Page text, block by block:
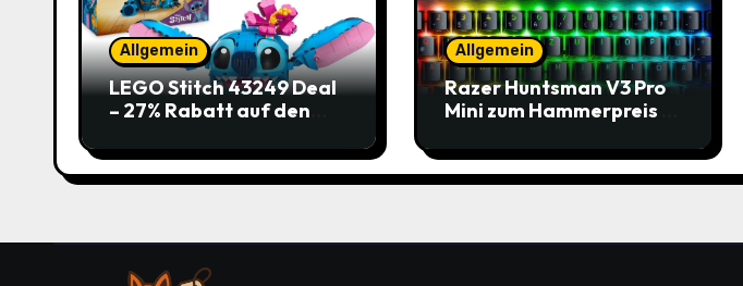
Allgemein
LEGO Stitch 43249 Deal
– 27% Rabatt auf den
Allgemein
Razer Huntsman V3 Pro
Mini zum Hammerpreis –